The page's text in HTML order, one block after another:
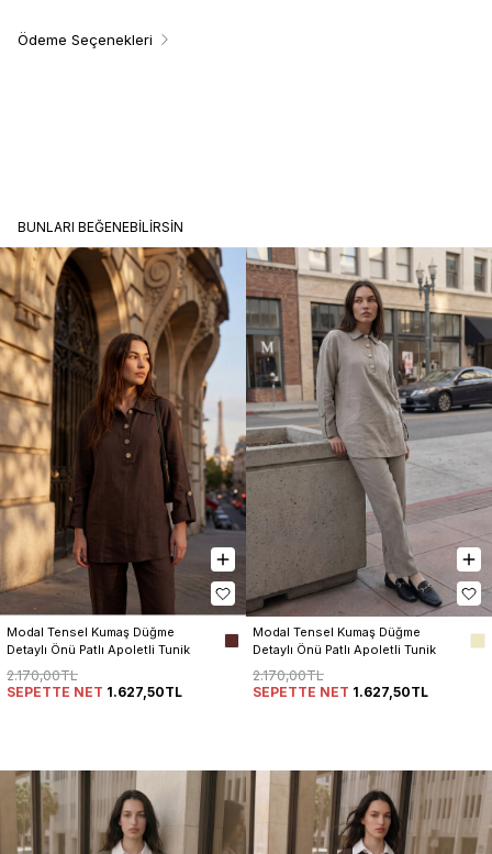
Ödeme Seçenekleri
BUNLARI BEĞENEBILIRSIN
Modal Tensel Kumaş Düğme
Detaylı Önü Patlı Apoletli Tunik
2.170,00TL
SEPETTE NET 1.627,50TL
Modal Tensel Kumaş Düğme
Detaylı Önü Patlı Apoletli Tunik
2.170,00TL
SEPETTE NET 1.627,50TL